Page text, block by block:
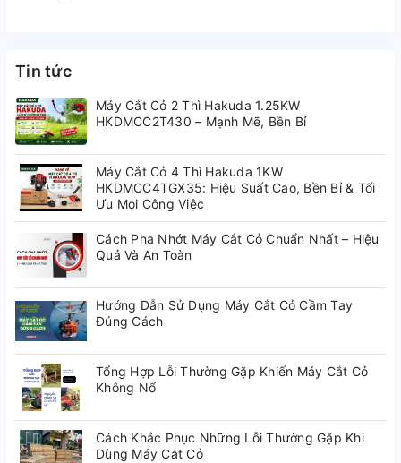
Tin tức
Máy Cắt Cỏ 2 Thì Hakuda 1.25KW
HKDMCC2T430 – Mạnh Mẽ, Bền Bỉ
Máy Cắt Cỏ 4 Thì Hakuda 1KW
HKDMCC4TGX35: Hiệu Suất Cao, Bền Bỉ & Tối
Ưu Mọi Công Việc
Cách Pha Nhớt Máy Cắt Cỏ Chuẩn Nhất – Hiệu
Quả Và An Toàn
Hướng Dẫn Sử Dụng Máy Cắt Cỏ Cầm Tay
Đúng Cách
Tổng Hợp Lỗi Thường Gặp Khiến Máy Cắt Cỏ
Không Nổ
Cách Khắc Phục Những Lỗi Thường Gặp Khi
Dùng Máy Cắt Cỏ